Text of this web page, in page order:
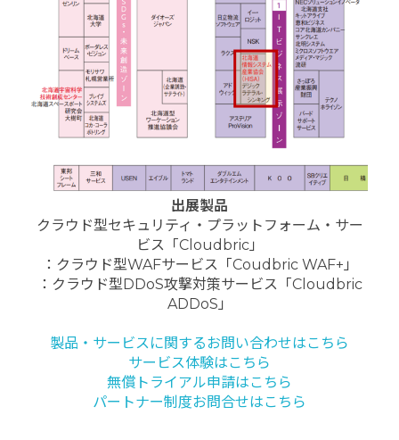
出展製品
クラウド型セキュリティ・プラットフォーム・サー
ビス「Cloudbric」
：クラウド型WAFサービス「Coudbric WAF+」
：クラウド型DDoS攻撃対策サービス「Cloudbric
ADDoS」
製品・サービスに関するお問い合わせはこちら
サービス体験はこちら
無償トライアル申請はこちら
パートナー制度お問合せはこちら